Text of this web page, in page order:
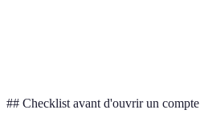
## Checklist avant d'ouvrir un compte